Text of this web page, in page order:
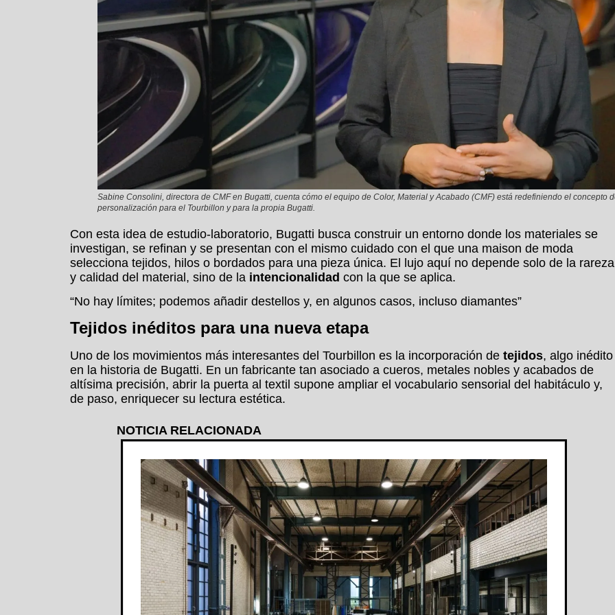
Sabine Consolini, directora de CMF en Bugatti, cuenta cómo el equipo de Color, Material y Acabado (CMF) está redefiniendo el concepto
personalización para el Tourbillon y para la propia Bugatti.
Con esta idea de estudio-laboratorio, Bugatti busca construir un entorno donde los materiales se
investigan, se refinan y se presentan con el mismo cuidado con el que una maison de moda
selecciona tejidos, hilos o bordados para una pieza única. El lujo aquí no depende solo de la rareza
y calidad del material, sino de la intencionalidad con la que se aplica.
“No hay límites; podemos añadir destellos y, en algunos casos, incluso diamantes”
Tejidos inéditos para una nueva etapa
Uno de los movimientos más interesantes del Tourbillon es la incorporación de tejidos, algo inédito
en la historia de Bugatti. En un fabricante tan asociado a cueros, metales nobles y acabados de
altísima precisión, abrir la puerta al textil supone ampliar el vocabulario sensorial del habitáculo y,
de paso, enriquecer su lectura estética.
NOTICIA RELACIONADA